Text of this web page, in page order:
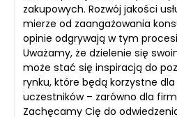
zakupowych. Rozwój jakości
mierze od zaangażowania
opinie odgrywają w tym
Uważamy, że dzielenie się
może stać się inspiracją do
rynku, które będą korzystne
uczestników – zarówno dla
Zachęcamy Cię do